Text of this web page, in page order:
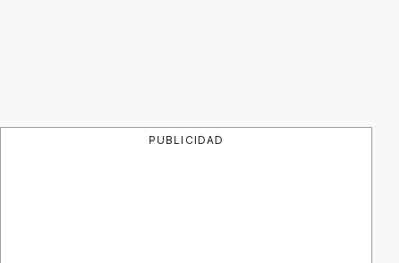
PUBLICIDAD